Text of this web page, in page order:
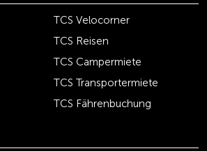
TCS Velocorner
TCS Reisen
TCS Campermiete
TCS Transportermiete
TCS Fährenbuchung